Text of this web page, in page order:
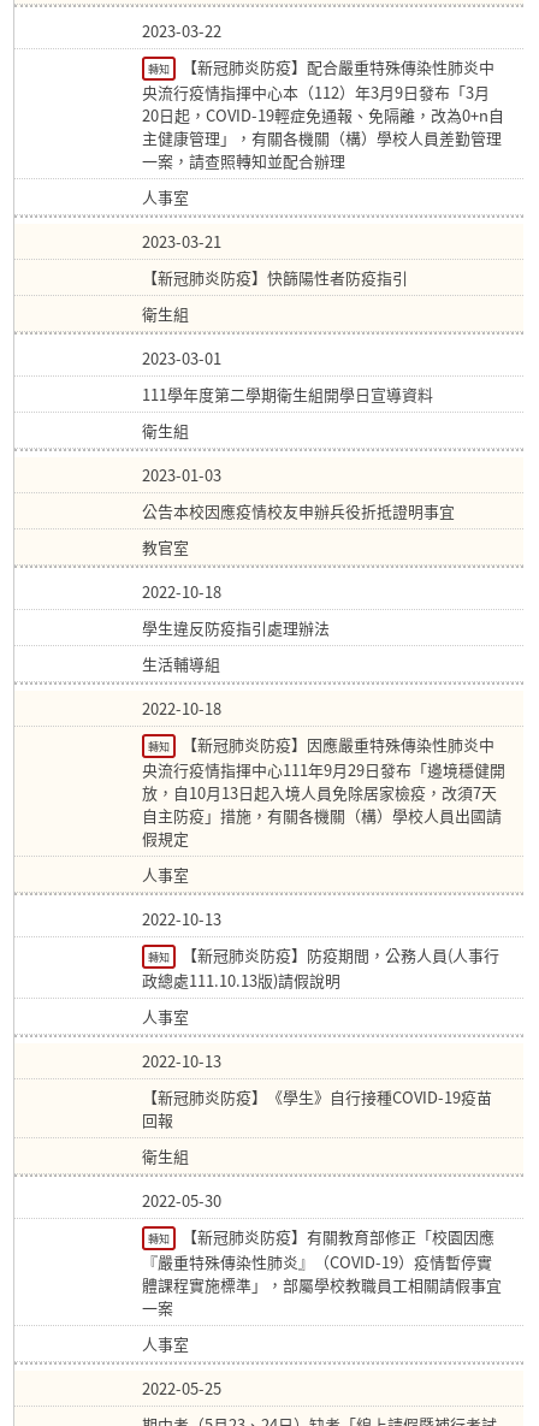
2023-03-22
轉知
【新冠肺炎防疫】配合嚴重特殊傳染性肺炎中
央流行疫情指揮中心本（112）年3月9日發布「3月
20日起，COVID-19輕症免通報、免隔離，改為0+n自
主健康管理」，有關各機關（構）學校人員差勤管理
一案，請查照轉知並配合辦理
人事室
2023-03-21
【新冠肺炎防疫】快篩陽性者防疫指引
衛生組
2023-03-01
111學年度第二學期衛生組開學日宣導資料
衛生組
2023-01-03
公告本校因應疫情校友申辦兵役折抵證明事宜
教官室
2022-10-18
學生違反防疫指引處理辦法
生活輔導組
2022-10-18
轉知
【新冠肺炎防疫】因應嚴重特殊傳染性肺炎中
央流行疫情指揮中心111年9月29日發布「邊境穩健開
放，自10月13日起入境人員免除居家檢疫，改須7天
自主防疫」措施，有關各機關（構）學校人員出國請
假規定
人事室
2022-10-13
轉知
【新冠肺炎防疫】防疫期間，公務人員(人事行
政總處111.10.13版)請假說明
人事室
2022-10-13
【新冠肺炎防疫】《學生》自行接種COVID-19疫苗
回報
衛生組
2022-05-30
轉知
【新冠肺炎防疫】有關教育部修正「校園因應
『嚴重特殊傳染性肺炎』（COVID-19）疫情暫停實
體課程實施標準」，部屬學校教職員工相關請假事宜
一案
人事室
2022-05-25